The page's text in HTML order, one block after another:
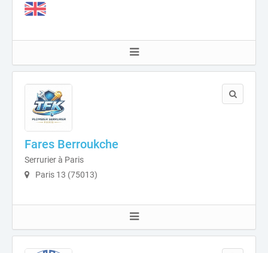
Fares Berroukche
Serrurier à Paris
Paris 13 (75013)